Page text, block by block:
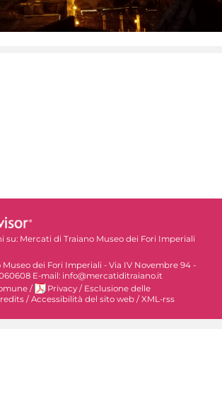
su: Mercati di Traiano Museo dei Fori Imperiali
dei Fori Imperiali - Via IV Novembre 94 -
060608 E-mail: info@mercatiditraiano.it
/ Privacy / Esclusione delle
/Accessibilità del sito web /XML-rss